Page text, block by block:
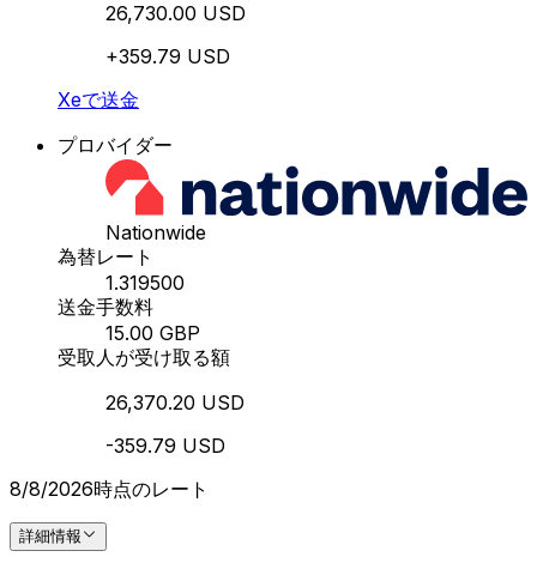
26,730.00 USD
+359.79 USD
Xeで送金
プロバイダー
Nationwide
為替レート
1.319500
送金手数料
15.00 GBP
受取人が受け取る額
26,370.20 USD
-359.79 USD
8/8/2026時点のレート
詳細情報